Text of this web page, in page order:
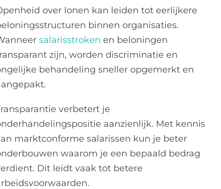
over lonen kan leiden tot eerlijkere
binnen organisaties.
salarisstroken en beloningen
zijn, worden discriminatie en
behandeling sneller opgemerkt en
verbetert je
aanzienlijk. Met kennis
marktconforme salarissen kun je beter
waarom je een bepaald bedrag
Dit leidt vaak tot betere